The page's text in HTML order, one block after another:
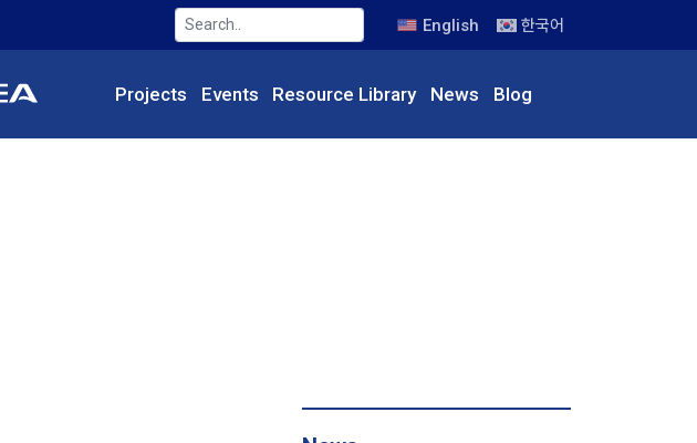
English 한국어
Projects Events Resource Library News Blog